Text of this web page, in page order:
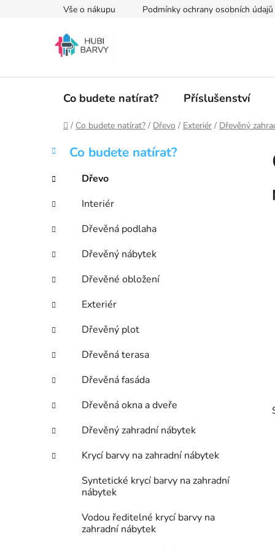
Vše o nákupu Podmínky ochrany osobních údajů
Co budete natírat? Příslušenství
Domů
/ Co budete natírat? / Dřevo / Exteriér / Dřevěný
P
s
r
a
n
í
p
a
e
l
Přeskočit
kategorie
K
a
e
g
o
r
e
Co budete natírat?
Dřevo
Interiér
Dřevěná podlaha
Dřevěný nábytek
Dřevěné obložení
Exteriér
Dřevěný plot
Dřevěná terasa
Dřevěná fasáda
Dřevěná okna a dveře
Dřevěný zahradní nábytek
Krycí barvy na zahradní nábytek
Syntetické krycí barvy na zahradní
nábytek
Vodou ředitelné krycí barvy na
zahradní nábytek